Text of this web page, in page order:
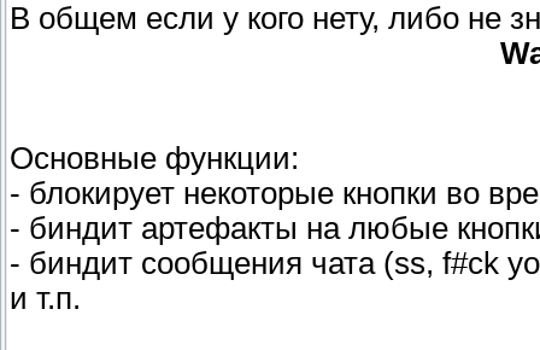
В общем если у кого нету, либо не
Основные функции:
- блокирует некоторые кнопки во
- биндит артефакты на любые
- биндит сообщения чата (ss, f#ck
и т.п.